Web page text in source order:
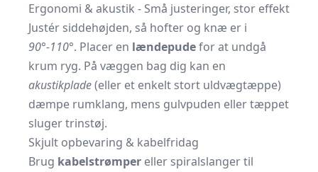
Ergonomi & akustik - Små justeringer, stor effekt
Justér siddehøjden, så hofter og knæ er i
90°-110°. Placer en lændepudefor at undgå
krum ryg. På væggen bag dig kan en
akustikplade(eller et enkelt stort uldvæg­tæppe)
dæmpe rumklang, mens gulvpuden eller tæppet
sluger trinstøj.
Skjult opbevaring & kabelfridag
Brug kabelstrømper eller spiralslanger til